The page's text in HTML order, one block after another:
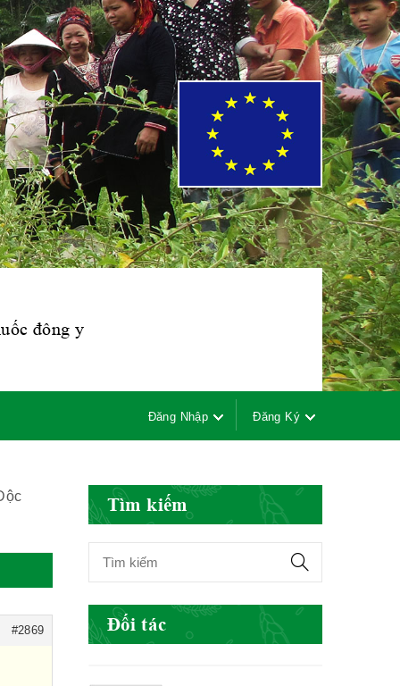
đông y
Đăng Nhập Đăng Ký
#2869
Tìm kiếm
Đối tác
Phái đoàn Liên
minh Châu Âu tại
Việt Nam
Hiệp hội bệnh
viện tư nhân Việt
Cục quản lý y
dược cổ truyền -
Nam
Nam
Hội Đông Y Tỉnh
Yên Bái